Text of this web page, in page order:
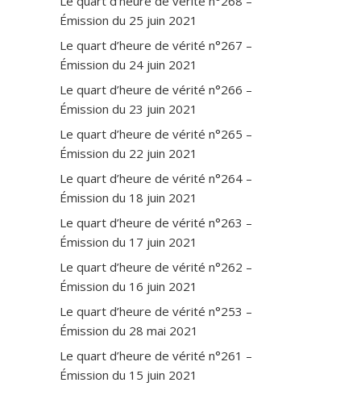
Émission du 25 juin 2021
Le quart d’heure de vérité n°267 –
Émission du 24 juin 2021
Le quart d’heure de vérité n°266 –
Émission du 23 juin 2021
Le quart d’heure de vérité n°265 –
Émission du 22 juin 2021
Le quart d’heure de vérité n°264 –
Émission du 18 juin 2021
Le quart d’heure de vérité n°263 –
Émission du 17 juin 2021
Le quart d’heure de vérité n°262 –
Émission du 16 juin 2021
Le quart d’heure de vérité n°253 –
Émission du 28 mai 2021
Le quart d’heure de vérité n°261 –
Émission du 15 juin 2021